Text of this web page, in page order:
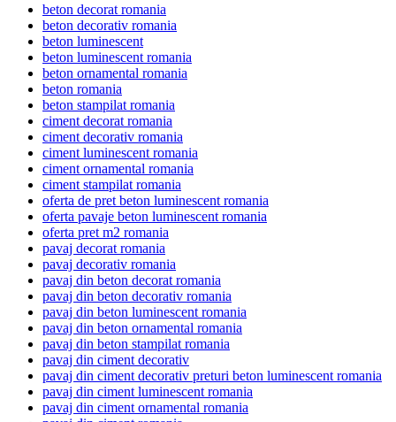
beton decorat romania
beton decorativ romania
beton luminescent
beton luminescent romania
beton ornamental romania
beton romania
beton stampilat romania
ciment decorat romania
ciment decorativ romania
ciment luminescent romania
ciment ornamental romania
ciment stampilat romania
oferta de pret beton luminescent romania
oferta pavaje beton luminescent romania
oferta pret m2 romania
pavaj decorat romania
pavaj decorativ romania
pavaj din beton decorat romania
pavaj din beton decorativ romania
pavaj din beton luminescent romania
pavaj din beton ornamental romania
pavaj din beton stampilat romania
pavaj din ciment decorativ
pavaj din ciment decorativ preturi beton luminescent romania
pavaj din ciment luminescent romania
pavaj din ciment ornamental romania